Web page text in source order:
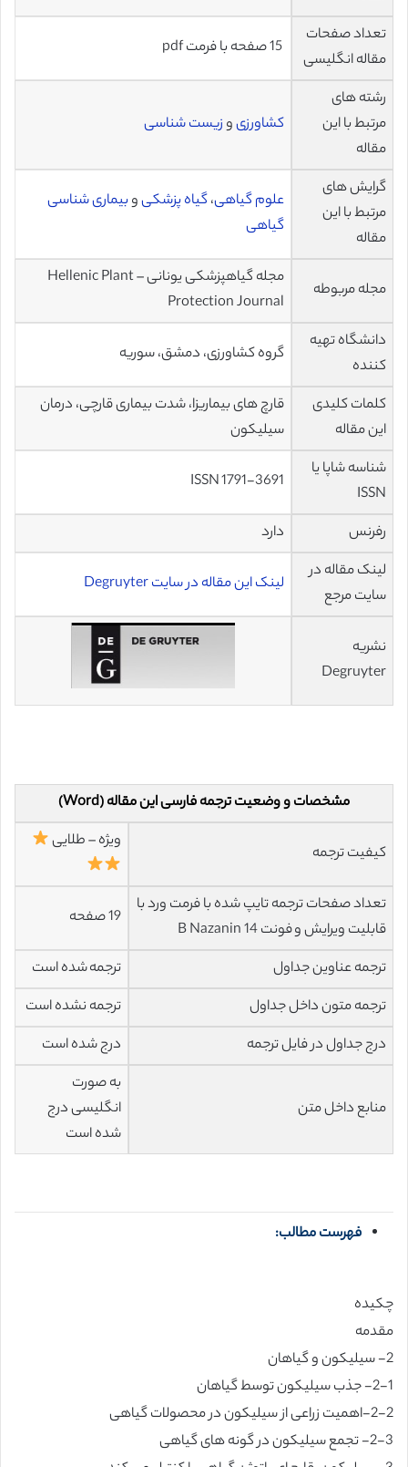
تعداد صفحات
مقاله انگلیسی
رشته های
مرتبط با این
مقاله
کشاورزیوزیست شناسی
گرایش های
مرتبط با این
مقاله
علوم گیاهی،گیاه پزشکیوبیماری شناسی
گیاهی
مجله مربوطه
مجله گیاهپزشکی یونانی – Hellenic Plant
Protection Journal
دانشگاه تهیه
کننده
گروه کشاورزی، دمشق، سوریه
کلمات کلیدی
این مقاله
قارچ های بیماریزا، شدت بیماری قارچی، درمان
سیلیکون
شناسه شاپا یا
ISSN
ISSN 1791-3691
رفرنس
دارد
لینک مقاله در
سایت مرجع
لینک این مقاله در سایت Degruyter
نشریه
Degruyter
مشخصات و وضعیت ترجمه فارسی این مقاله (Word)
کیفیت ترجمه
ویژه – طلایی
تعداد صفحات ترجمه تایپ شده با فرمت ورد با
قابلیت ویرایش و فونت 14 B Nazanin
19 صفحه
ترجمه عناوین جداول
ترجمه شده است
ترجمه متون داخل جداول
ترجمه نشده است
درج جداول در فایل ترجمه
درج شده است
منابع داخل متن
به صورت
انگلیسی درج
شده است
فهرست مطالب:
چکیده
مقدمه
2- سیلیکون و گیاهان
2-1- جذب سیلیکون توسط گیاهان
2-2-اهمیت زراعی از سیلیکون در محصولات گیاهی
2-3- تجمع سیلیکون در گونه های گیاهی